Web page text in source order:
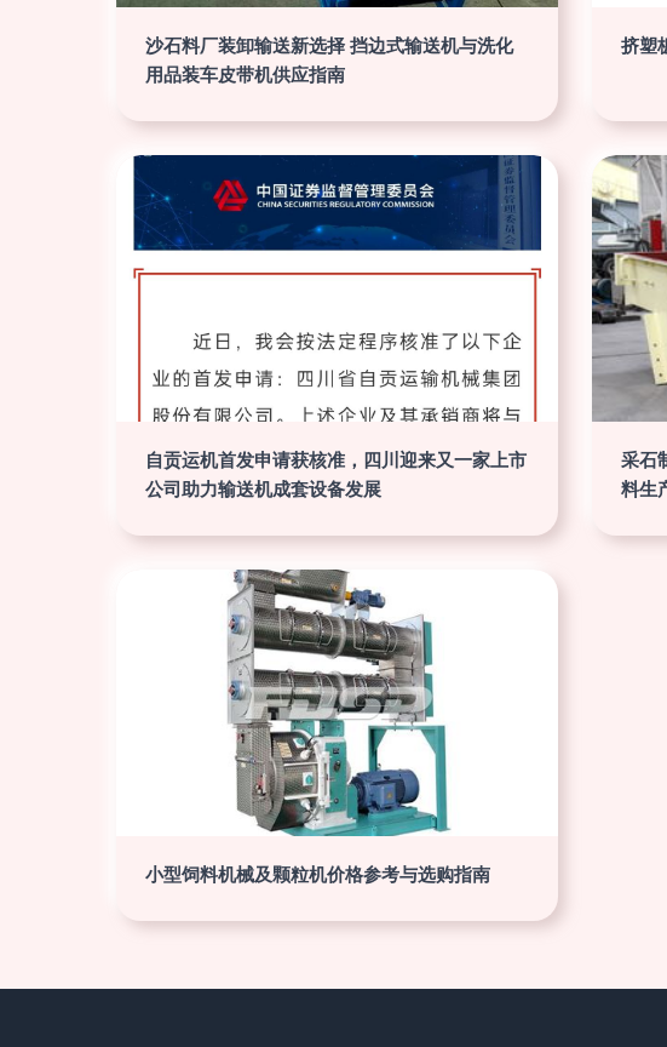
沙石料厂装卸输送新选择 挡边式输送机与洗化
用品装车皮带机供应指南
挤塑
自贡运机首发申请获核准，四川迎来又一家上市
公司助力输送机成套设备发展
采石
料生
小型饲料机械及颗粒机价格参考与选购指南